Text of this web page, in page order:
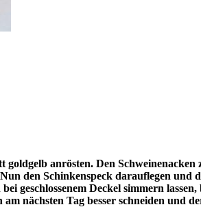
anrösten. Den
den Schinkenspeck darauflegen
geschlossenem Deckel simmern
nächsten Tag besser schneiden und